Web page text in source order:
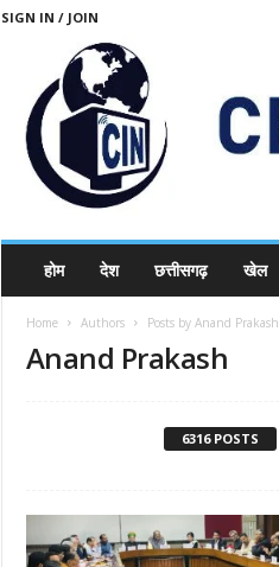
SIGN IN / JOIN
N
होम देश छत्तीसगढ़ खेल
Home Authors Posts by Anand Prakash
Anand Prakash
6316 POSTS